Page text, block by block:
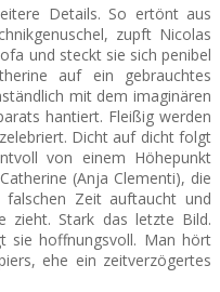
Details. So ertönt aus
zupft Nicolas
und steckt sie sich penibel
auf ein gebrauchtes
mit dem imaginären
hantiert. Fleißig werden
Dicht auf dicht folgt
von einem Höhepunkt
(Anja Clementi), die
Zeit auftaucht und
zieht. Stark das letzte Bild.
sie hoffnungsvoll. Man hört
ehe ein zeitverzögertes